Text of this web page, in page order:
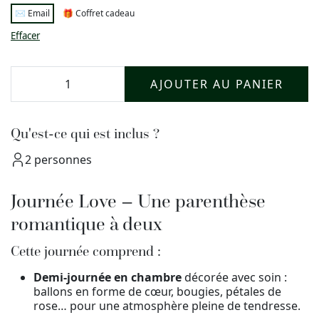
✉️ Email 🎁 Coffret cadeau
Effacer
AJOUTER AU PANIER
Qu'est-ce qui est inclus ?
2 personnes
Journée Love – Une parenthèse
romantique à deux
Cette journée comprend :
Demi-journée en chambredécorée avec soin :
ballons en forme de cœur, bougies, pétales de
rose… pour une atmosphère pleine de tendresse.